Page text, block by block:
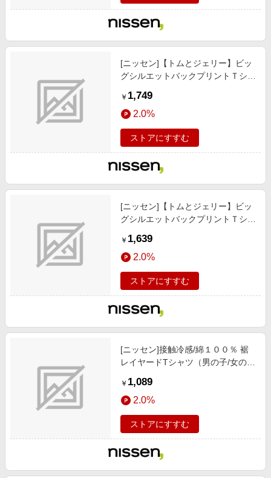
[ニッセン]【トムとジェリー】ビッ
グシルエットバックプリントＴシャ
品 / トップス/チュニック / Tシャツ/
カットソー/チャコール/ジェリー)2
￥ 1,749
2.0%
ストアにすすむ
[ニッセン]【トムとジェリー】ビッ
グシルエットバックプリントＴシャ
品 / トップス/チュニック / Tシャツ/
カットソー/黒
￥ 1,639
2.0%
ストアにすすむ
[ニッセン]接触冷感/綿１００％ 裾
レイヤードTシャツ（男の子/女の
ュニック / Tシャツ/カットソー/黒
￥ 1,089
2.0%
ストアにすすむ